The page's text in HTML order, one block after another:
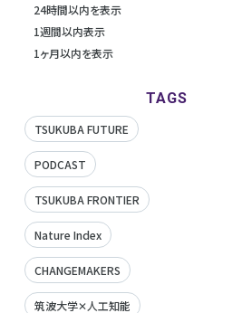
24時間以内を表示
1週間以内表示
1ヶ月以内を表示
TAGS
TSUKUBA FUTURE
PODCAST
TSUKUBA FRONTIER
Nature Index
CHANGEMAKERS
筑波大学✕人工知能